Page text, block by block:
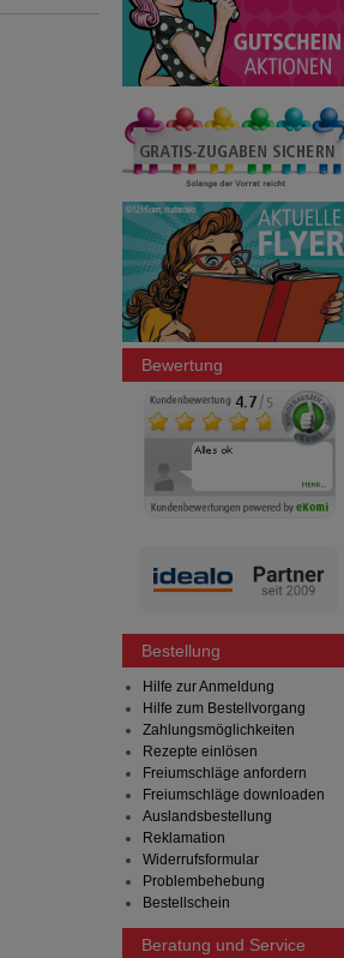
Bewertung
Bestellung
Hilfe zur Anmeldung
Hilfe zum Bestellvorgang
Zahlungsmöglichkeiten
Rezepte einlösen
Freiumschläge anfordern
Freiumschläge downloaden
Auslandsbestellung
Reklamation
Widerrufsformular
Problembehebung
Bestellschein
Beratung und Service